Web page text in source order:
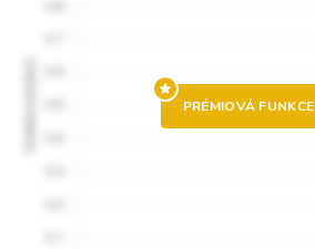
PRÉMIOVÁ FUNKCE